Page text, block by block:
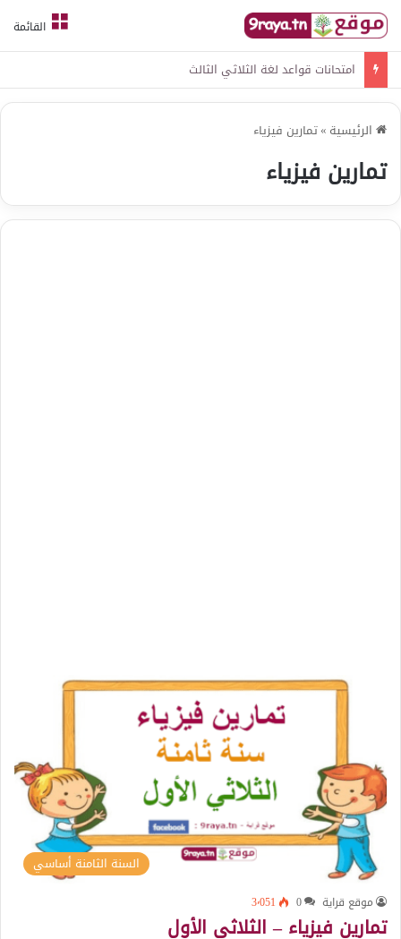
القائمة
امتحانات قواعد لغة الثلاثي الثالث
الرئيسية »تمارين فيزياء
تمارين فيزياء
السنة الثامنة أساسي
موقع قراية 0 3٬051
تمارين فيزياء – الثلاثي الأول